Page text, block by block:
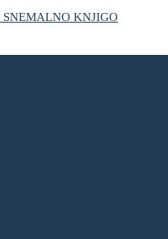
SNEMALNO KNJIGO